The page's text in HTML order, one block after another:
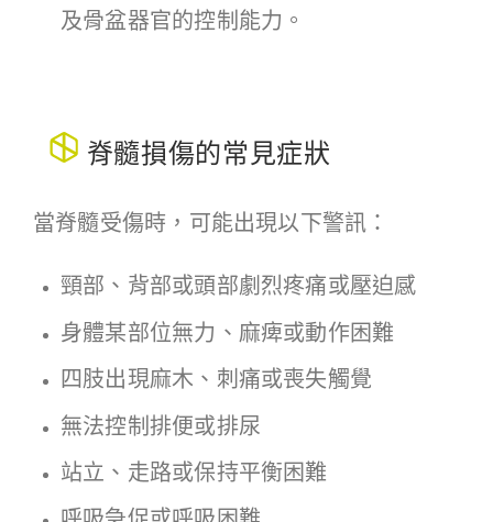
及骨盆器官的控制能力。
脊髓損傷的常見症狀
當脊髓受傷時，可能出現以下警訊：
頸部、背部或頭部劇烈疼痛或壓迫感
身體某部位無力、麻痺或動作困難
四肢出現麻木、刺痛或喪失觸覺
無法控制排便或排尿
站立、走路或保持平衡困難